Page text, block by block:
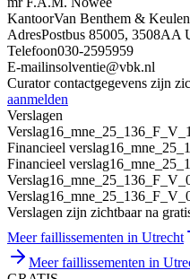
KantoorVan Benthem &
AdresPostbus 85005, 3508AA
Telefoon030-2595959
E-mailinsolventie@vbk.nl
Curator contactgegevens zijn
aanmelden
Verslagen
Verslag
Financieel verslag
Financieel verslag
Verslag
Verslag
Verslagen zijn zichtbaar na
Meer faillissementen in Utrecht
Meer faillissementen in